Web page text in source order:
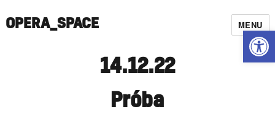
OPERA_SPACE MENU
14.12.22
Próba